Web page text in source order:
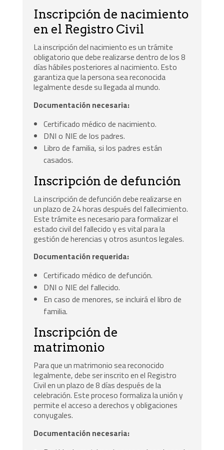
Inscripción de nacimiento
en el Registro Civil
La inscripción del nacimiento es un trámite
obligatorio que debe realizarse dentro de los 8
días hábiles posteriores al nacimiento. Esto
garantiza que la persona sea reconocida
legalmente desde su llegada al mundo.
Documentación necesaria:
Certificado médico de nacimiento.
DNI o NIE de los padres.
Libro de familia, si los padres están
casados.
Inscripción de defunción
La inscripción de defunción debe realizarse en
un plazo de 24 horas después del fallecimiento.
Este trámite es necesario para formalizar el
estado civil del fallecido y es vital para la
gestión de herencias y otros asuntos legales.
Documentación requerida:
Certificado médico de defunción.
DNI o NIE del fallecido.
En caso de menores, se incluirá el libro de
familia.
Inscripción de
matrimonio
Para que un matrimonio sea reconocido
legalmente, debe ser inscrito en el Registro
Civil en un plazo de 8 días después de la
celebración. Este proceso formaliza la unión y
permite el acceso a derechos y obligaciones
conyugales.
Documentación necesaria: